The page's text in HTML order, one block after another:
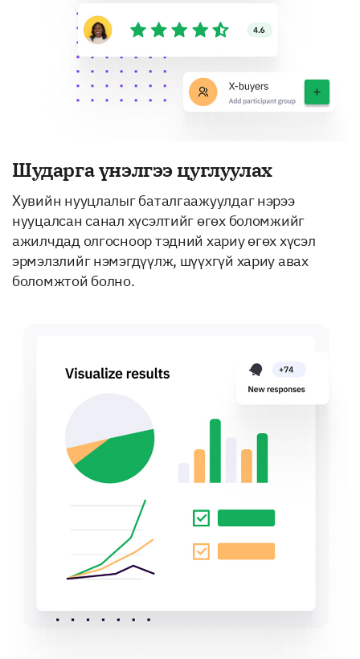
Шударга үнэлгээ цуглуулах
Хувийн нууцлалыг баталгаажуулдаг нэрээ
нууцалсан санал хүсэлтийг өгөх боломжийг
ажилчдад олгосноор тэдний хариу өгөх хүсэл
эрмэлзлийг нэмэгдүүлж, шүүхгүй хариу авах
боломжтой болно.